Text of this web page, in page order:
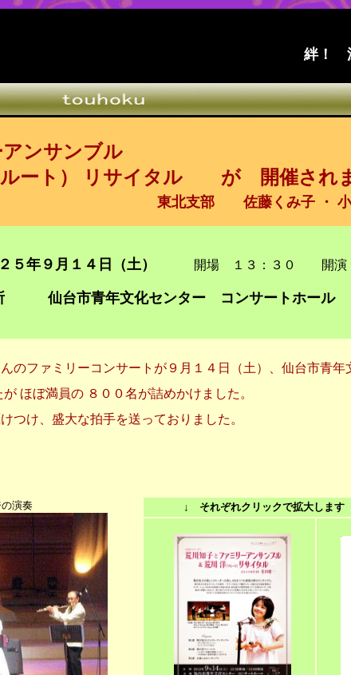
絆！
アンサンブル
） リサイタル が 開催され
東北支部 佐藤くみ子 ・ 小
５年９月１４日（土） 開場 １３：３０ 開演
仙台市青年文化センター コンサートホール
のファミリーコンサートが９月１４日（土）、仙台市青年
ほぼ満員の ８００名が詰めかけました。
つけ、盛大な拍手を送っておりました。
演奏 ↓ それぞれクリックで拡大しま